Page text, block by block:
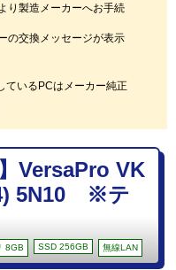
り製造メーカーへお手続
の交換メッセージが表示
いるPCはメーカー純正
VersaPro VK
5N10 ※テ
8GB SSD 256GB 無線LAN